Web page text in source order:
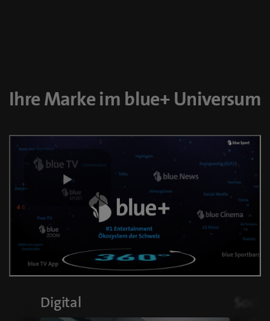
Ihre Marke im blue+ Universum
Digital